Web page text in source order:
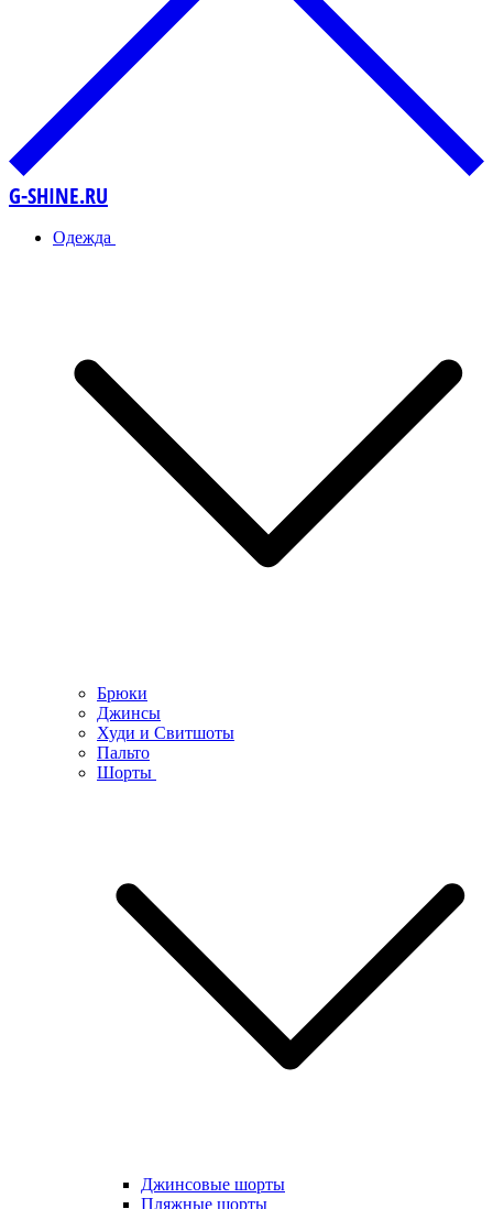
G-SHINE.RU
Одежда
Брюки
Джинсы
Худи и Свитшоты
Пальто
Шорты
Джинсовые шорты
Пляжные шорты